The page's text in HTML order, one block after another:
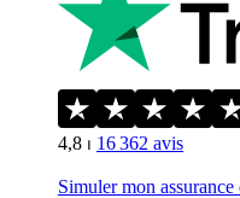
4,8 ⏐ 16 362 avis
Simuler mon assurance